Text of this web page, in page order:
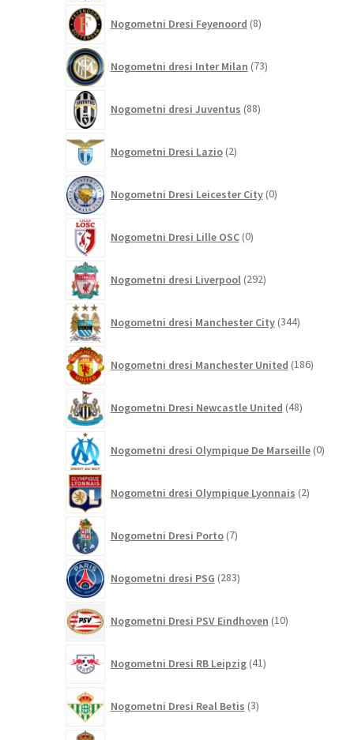
Nogometni Dresi Feyenoord 8izdelkov
Nogometni dresi Inter Milan 73izdelkov
Nogometni dresi Juventus 88izdelkov
Nogometni Dresi Lazio 2izdelka
Nogometni Dresi Leicester City 0izdelkov
Nogometni Dresi Lille OSC 0izdelkov
Nogometni dresi Liverpool 292izdelkov
Nogometni dresi Manchester City 344izdelkov
Nogometni dresi Manchester United 186izdelkov
Nogometni Dresi Newcastle United 48izdelkov
Nogometni dresi Olympique De Marseille 0
Nogometni dresi Olympique Lyonnais 2izdelka
Nogometni Dresi Porto 7izdelkov
Nogometni dresi PSG 283izdelkov
Nogometni Dresi PSV Eindhoven 10izdelkov
Nogometni Dresi RB Leipzig 41izdelkov
Nogometni Dresi Real Betis 3izdelki